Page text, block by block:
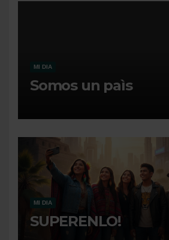
MI DIA
Somos un paìs
MI DIA
SUPERENLO!